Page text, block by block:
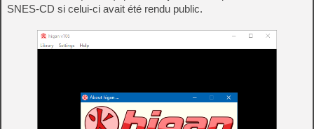
SNES-CD si celui-ci avait été rendu public.